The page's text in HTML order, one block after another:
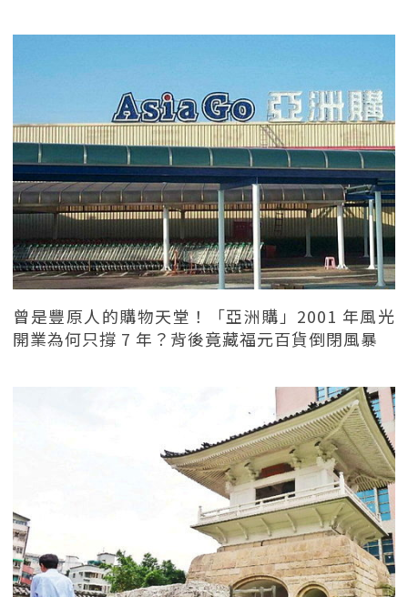
曾是豐原人的購物天堂！「亞洲購」2001 年風光
開業為何只撐 7 年？背後竟藏福元百貨倒閉風暴